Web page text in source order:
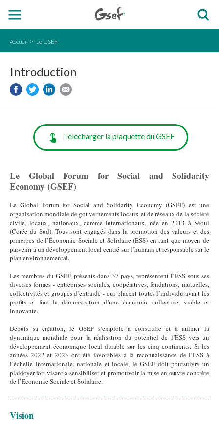
Accueil Le GSEF
Introduction
Télécharger la plaquette du GSEF
Le Global Forum for Social and Solidarity
Economy (GSEF)
Le Global Forum for Social and Solidarity Economy (GSEF) est une
organisation mondiale de gouvernements locaux et de réseaux de la société
civile, locaux, nationaux, comme internationaux, née en 2013 à Séoul
(Corée du Sud). Tous sont engagés dans la promotion des valeurs et des
principes de l’Économie Sociale et Solidaire (ESS) en tant que moyen de
parvenir à un développement local centré sur l’humain et responsable sur le
plan environnemental.
Les membres du GSEF, présents dans 37 pays, représentent l’ESS sous ses
diverses formes - entreprises sociales, coopératives, fondations, mutuelles,
collectivités et groupes d’entraide - qui placent toutes l’individu avant les
profits et font la démonstration d’une économie collective, viable et
innovante.
Depuis sa création, le GSEF s’emploie à construire et à animer la
dynamique mondiale pour la réalisation du potentiel de l’ESS vers un
développement économique local durable sur les cinq continents. Si les
années 2022 et 2023 ont été favorables à la reconnaissance de l’ESS à
l’échelle internationale, nationale et locale, le GSEF doit poursuivre un
plaidoyer fort visant à sensibiliser et promouvoir la mise en œuvre concrète
de l’Économie Sociale et Solidaire.
Vision